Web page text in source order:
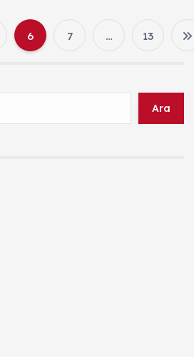
Y
a
z
6 7 … 13
Ara